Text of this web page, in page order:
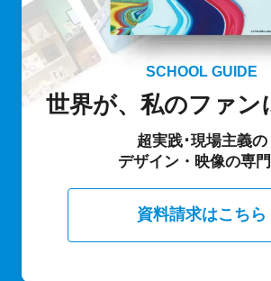
SCHOOL GUIDE
世界が、私のファン
超実践･現場主義の
デザイン・映像の専
資料請求はこちら